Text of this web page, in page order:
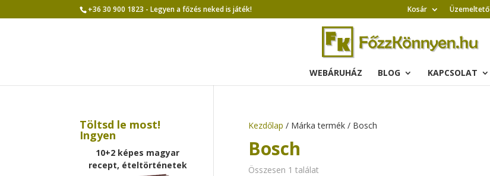
+36 30 900 1823 - Legyen a főzés neked is játék! Kosár Üzemeltető
WEBÁRUHÁZ BLOG KAPCSOLAT
Kezdőlap / Márka termék / Bosch
Bosch
Összesen 1 találat
Töltsd le most!
Ingyen
10+2 képes magyar
recept, ételtörténetek